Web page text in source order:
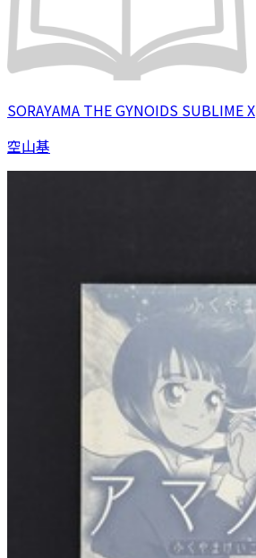
SORAYAMA THE GYNOIDS SUBLIME X
空山基